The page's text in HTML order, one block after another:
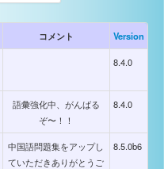
コメント Version
8.4.0
語彙強化中、がんばる
ぞ〜！！
8.4.0
中国語問題集をアップし
ていただきありがとうご
8.5.0b6